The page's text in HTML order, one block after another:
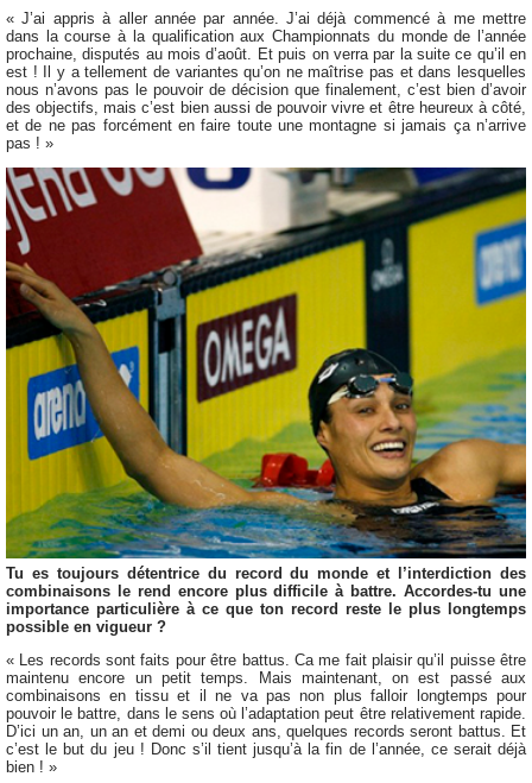
« J’ai appris à aller année par année. J’ai déjà commencé à me mettre
dans la course à la qualification aux Championnats du monde de l’année
prochaine, disputés au mois d’août. Et puis on verra par la suite ce qu’il en
est ! Il y a tellement de variantes qu’on ne maîtrise pas et dans lesquelles
nous n’avons pas le pouvoir de décision que finalement, c’est bien d’avoir
des objectifs, mais c’est bien aussi de pouvoir vivre et être heureux à côté,
et de ne pas forcément en faire toute une montagne si jamais ça n’arrive
pas ! »
Tu es toujours détentrice du record du monde et l’interdiction des
combinaisons le rend encore plus difficile à battre. Accordes-tu une
importance particulière à ce que ton record reste le plus longtemps
possible en vigueur ?
« Les records sont faits pour être battus. Ca me fait plaisir qu’il puisse être
maintenu encore un petit temps. Mais maintenant, on est passé aux
combinaisons en tissu et il ne va pas non plus falloir longtemps pour
pouvoir le battre, dans le sens où l’adaptation peut être relativement rapide.
D’ici un an, un an et demi ou deux ans, quelques records seront battus. Et
c’est le but du jeu ! Donc s’il tient jusqu’à la fin de l’année, ce serait déjà
bien ! »